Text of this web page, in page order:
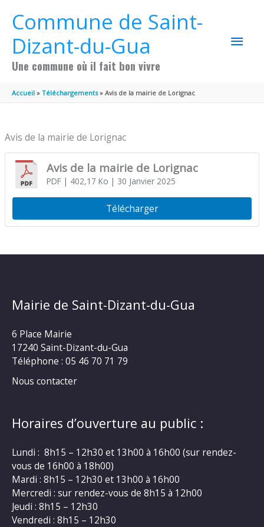
Commune de Saint-
Dizant-du-Gua
Une commune où il fait bon vivre
Accueil Téléchargements Avis de la mairie de Lorignac
Avis de la mairie de Lorignac
Avis de la mairie de Lorignac
PDF| 402,17 Ko | 30 Janvier 2025
Télécharger
Mairie de Saint-Dizant-du-Gua
6 Place Mairie
17240 Saint-Dizant-du-Gua
Téléphone : 05 46 70 71 79
Nous contacter
Horaires d’ouverture au public :
Lundi : 8h15 – 12h30 et 13h00 à 16h00 (sur rendez-
vous de 16h00 à 18h00)
Mardi : 8h15 – 12h30 et 13h00 à 16h00
Mercredi : sur rendez-vous de 8h15 à 12h00
Jeudi : 8h15 – 12h30
Vendredi : 8h15 – 12h30